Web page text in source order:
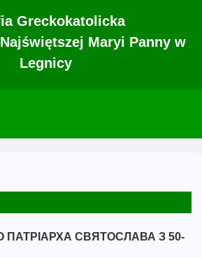
Greckokatolicka
Maryi Panny w
Legnicy
ПАТРІАРХА СВЯТОСЛАВА З 50-